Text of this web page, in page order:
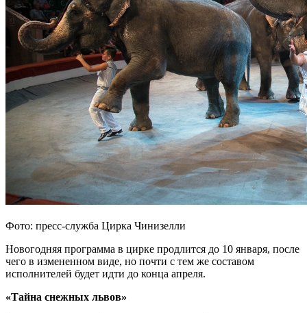
Фото: пресс-служба Цирка Чинизелли
Новогодняя программа в цирке продлится до 10 января, после
чего в измененном виде, но почти с тем же составом
исполнителей будет идти до конца апреля.
«Тайна снежных львов»